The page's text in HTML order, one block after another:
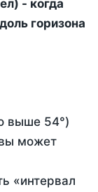
- когда
горизона
выше 54°)
может
«интервал